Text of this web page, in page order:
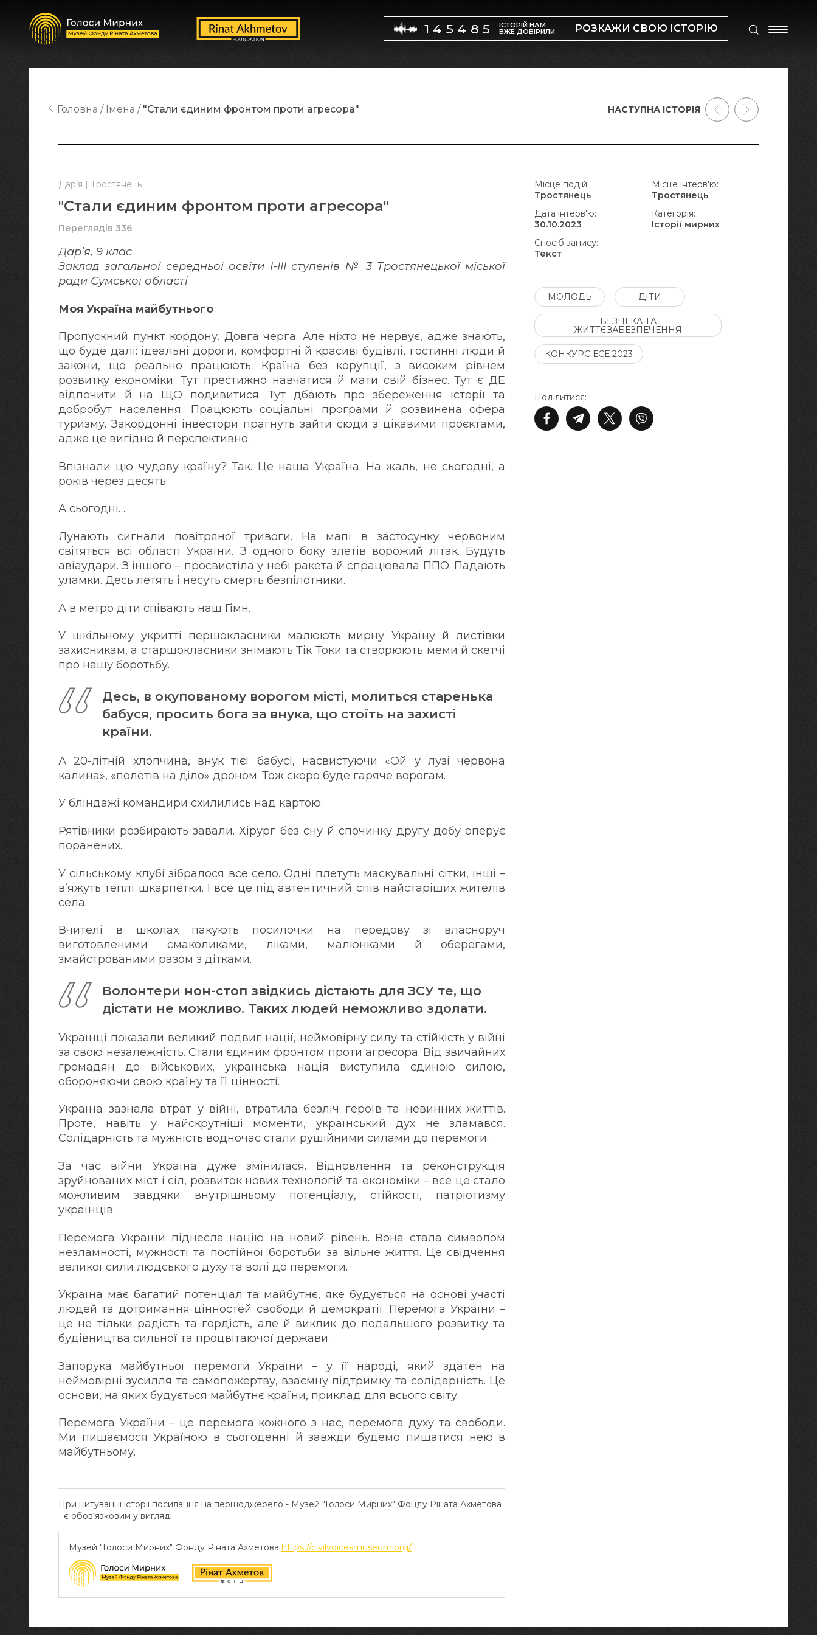
145485 ІСТОРІЙ НАМ
ВЖЕ ДОВІРИЛИ РОЗКАЖИ СВОЮ ІСТОРІЮ
Дар’я | Тростянець
"Стали єдиним фронтом проти агресора"
Переглядів 336
Дар’я, 9 клас
Заклад загальної середньої освіти І-ІІІ ступенів № 3 Тростянецької міської
ради Сумської області
Моя Україна майбутнього
Пропускний пункт кордону. Довга черга. Але ніхто не нервує, адже знають,
що буде далі: ідеальні дороги, комфортні й красиві будівлі, гостинні люди й
закони, що реально працюють. Країна без корупції, з високим рівнем
розвитку економіки. Тут престижно навчатися й мати свій бізнес. Тут є ДЕ
відпочити й на ЩО подивитися. Тут дбають про збереження історії та
добробут населення. Працюють соціальні програми й розвинена сфера
туризму. Закордонні інвестори прагнуть зайти сюди з цікавими проєктами,
адже це вигідно й перспективно.
Впізнали цю чудову країну? Так. Це наша Україна. На жаль, не сьогодні, а
років через десять.
А сьогодні…
Лунають сигнали повітряної тривоги. На мапі в застосунку червоним
світяться всі області України. З одного боку злетів ворожий літак. Будуть
авіаудари. З іншого – просвистіла у небі ракета й спрацювала ППО. Падають
уламки. Десь летять і несуть смерть безпілотники.
А в метро діти співають наш Гімн.
У шкільному укритті першокласники малюють мирну Україну й листівки
захисникам, а старшокласники знімають Тік Токи та створюють меми й скетчі
про нашу боротьбу.
Десь, в окупованому ворогом місті, молиться старенька
бабуся, просить бога за внука, що стоїть на захисті
країни.
А 20-літній хлопчина, внук тієї бабусі, насвистуючи «Ой у лузі червона
калина», «полетів на діло» дроном. Тож скоро буде гаряче ворогам.
У бліндажі командири схилились над картою.
Рятівники розбирають завали. Хірург без сну й спочинку другу добу оперує
поранених.
У сільському клубі зібралося все село. Одні плетуть маскувальні сітки, інші –
в’яжуть теплі шкарпетки. І все це під автентичний спів найстаріших жителів
села.
Вчителі в школах пакують посилочки на передову зі власноруч
виготовленими смаколиками, ліками, малюнками й оберегами,
змайстрованими разом з дітками.
Волонтери нон-стоп звідкись дістають для ЗСУ те, що
дістати не можливо. Таких людей неможливо здолати.
Українці показали великий подвиг нації, неймовірну силу та стійкість у війні
за свою незалежність. Стали єдиним фронтом проти агресора. Від звичайних
громадян до військових, українська нація виступила єдиною силою,
обороняючи свою країну та її цінності.
Україна зазнала втрат у війні, втратила безліч героїв та невинних життів.
Проте, навіть у найскрутніші моменти, український дух не зламався.
Солідарність та мужність водночас стали рушійними силами до перемоги.
За час війни Україна дуже змінилася. Відновлення та реконструкція
зруйнованих міст і сіл, розвиток нових технологій та економіки – все це стало
можливим завдяки внутрішньому потенціалу, стійкості, патріотизму
українців.
Перемога України піднесла націю на новий рівень. Вона стала символом
незламності, мужності та постійної боротьби за вільне життя. Це свідчення
великої сили людського духу та волі до перемоги.
Україна має багатий потенціал та майбутнє, яке будується на основі участі
людей та дотримання цінностей свободи й демократії. Перемога України –
це не тільки радість та гордість, але й виклик до подальшого розвитку та
будівництва сильної та процвітаючої держави.
Запорука майбутньої перемоги України – у її народі, який здатен на
неймовірні зусилля та самопожертву, взаємну підтримку та солідарність. Це
основи, на яких будується майбутнє країни, приклад для всього світу.
Перемога України – це перемога кожного з нас, перемога духу та свободи.
Ми пишаємося Україною в сьогоденні й завжди будемо пишатися нею в
майбутньому.
При цитуванні історії посилання на першоджерело - Музей "Голоси Мирних" Фонду Ріната Ахметова
- є обов‘язковим у вигляді:
Музей "Голоси Мирних" Фонду Ріната Ахметова https://civilvoicesmuseum.org/
Головна Імена "Стали єдиним фронтом проти агресора"
Поділитися:
Місце подій:
Тростянець
Місце інтерв'ю:
Тростянець
Дата інтерв'ю:
30.10.2023
Категорія:
Історії мирних
Спосіб запису:
Текст
МОЛОДЬ ДІТИ
БЕЗПЕКА ТА
ЖИТТЄЗАБЕЗПЕЧЕННЯ
КОНКУРС ЕСЕ 2023
НАСТУПНА ІСТОРІЯ